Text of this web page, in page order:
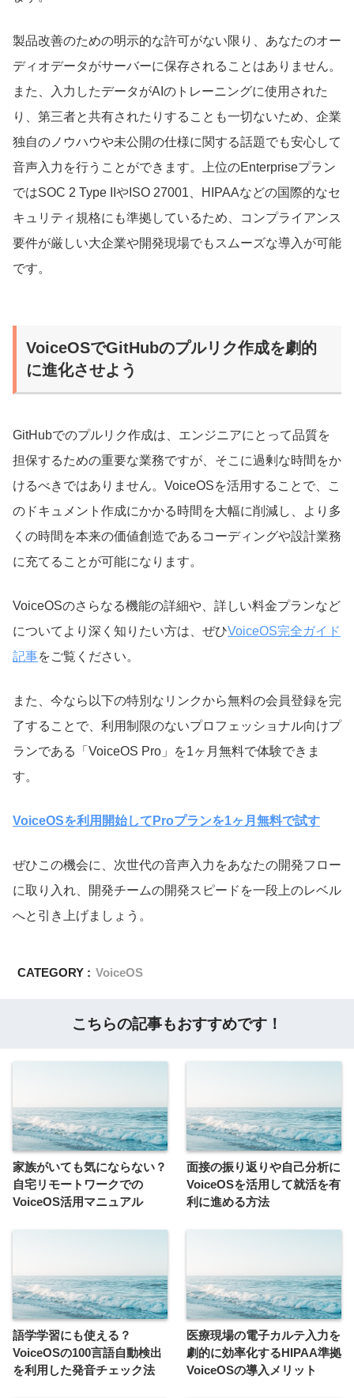
製品改善のための明示的な許可がない限り、あなたのオー
ディオデータがサーバーに保存されることはありません。
また、入力したデータがAIのトレーニングに使用された
り、第三者と共有されたりすることも一切ないため、企業
独自のノウハウや未公開の仕様に関する話題でも安心して
音声入力を行うことができます。上位のEnterpriseプラン
ではSOC 2 Type IIやISO 27001、HIPAAなどの国際的なセ
キュリティ規格にも準拠しているため、コンプライアンス
要件が厳しい大企業や開発現場でもスムーズな導入が可能
です。
VoiceOSでGitHubのプルリク作成を劇的
に進化させよう
GitHubでのプルリク作成は、エンジニアにとって品質を
担保するための重要な業務ですが、そこに過剰な時間をか
けるべきではありません。VoiceOSを活用することで、こ
のドキュメント作成にかかる時間を大幅に削減し、より多
くの時間を本来の価値創造であるコーディングや設計業務
に充てることが可能になります。
VoiceOSのさらなる機能の詳細や、詳しい料金プランなど
についてより深く知りたい方は、ぜひVoiceOS完全ガイド
記事をご覧ください。
また、今なら以下の特別なリンクから無料の会員登録を完
了することで、利用制限のないプロフェッショナル向けプ
ランである「VoiceOS Pro」を1ヶ月無料で体験できま
す。
VoiceOSを利用開始してProプランを1ヶ月無料で試す
ぜひこの機会に、次世代の音声入力をあなたの開発フロー
に取り入れ、開発チームの開発スピードを一段上のレベル
へと引き上げましょう。
CATEGORY : VoiceOS
こちらの記事もおすすめです！
家族がいても気にならない？
自宅リモートワークでの
VoiceOS活用マニュアル
面接の振り返りや自己分析に
VoiceOSを活用して就活を有
利に進める方法
語学学習にも使える？
VoiceOSの100言語自動検出
を利用した発音チェック法
医療現場の電子カルテ入力を
劇的に効率化するHIPAA準拠
VoiceOSの導入メリット